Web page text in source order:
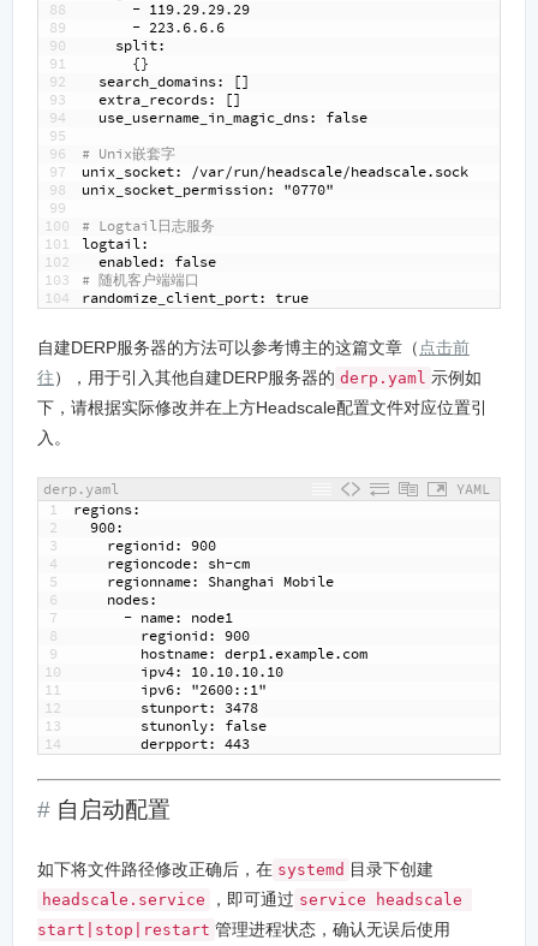
88
89
90
91
92
93
94
95
96
97
98
99
100
101
102
103
104
- 119.29.29.29
- 223.6.6.6
split:
{}
search domains: []
extra records: []
use username in magic dns: false
# Unix嵌套字
unix socket: /var/run/headscale/headscale.sock
unix socket permission: "0770"
# Logtail日志服务
logtail:
enabled: false
# 随机客户端端口
randomize client port: true
自建DERP服务器的方法可以参考博主的这篇文章（ 点击前
往），用于引入其他自建DERP服务器的 derp.yaml 示例如
下，请根据实际修改并在上方Headscale配置文件对应位置引
入。
derp.yaml
YAML
1
2
3
4
5
6
7
8
9
10
11
12
13
14
regions:
900:
regionid: 900
regioncode: sh-cm
regionname: Shanghai Mobile
nodes:
- name: node1
regionid: 900
hostname: derp1.example.com
ipv4: 10.10.10.10
ipv6: "2600: :1"
stunport: 3478
stunonly: false
derpport: 443
自启动配置
如下将文件路径修改正确后，在 systemd 目录下创建
headscale.service ，即可通过 service headscale
start|stop|restart 管理进程状态，确认无误后使用